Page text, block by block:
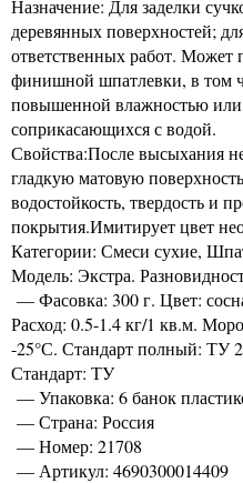
Назначение: Для заделки
деревянных поверхностей;
ответственных работ. Может
финишной шпатлевки, в том
повышенной влажностью или
соприкасающихся с водой.
Свойства:После высыхания
гладкую матовую
водостойкость, твердость и
покрытия.Имитирует цвет
Категории: Смеси сухие,
Модель: Экстра.
— Фасовка: 300 г. Цвет:
Расход: 0.5-1.4 кг/1 кв.м.
-25°С. Стандарт полный: ТУ
Стандарт: ТУ
— Упаковка: 6 банок
— Страна: Россия
— Номер: 21708
— Артикул: 4690300014409